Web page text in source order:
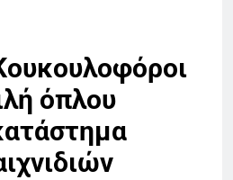
όπλου